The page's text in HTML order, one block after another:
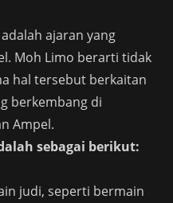
adalah ajaran yang
Moh Limo berarti tidak
hal tersebut berkaitan
berkembang di
Ampel.
sebagai berikut:
judi, seperti bermain